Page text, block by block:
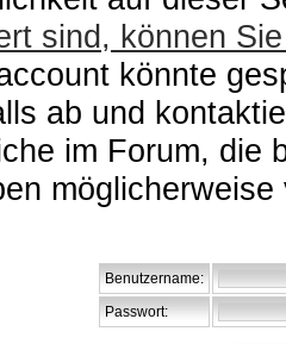
sind, können
könnte
ab und
im Forum, die
Benutzername:
Passwort: